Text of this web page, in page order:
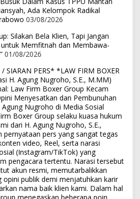
Ada Kelompok Radikal
03/08/2026
Silakan Bela Klien, Tapi Jangan
untuk Memfitnah dan Membawa-
01/08/2026
SIARAN PERS* *LAW FIRM BOXER
H. Agung Nugroho, S.E., M.MM)
Law Firm Boxer Group Kecam
Menyesatkan dan Pembunuhan
Nugroho di Media Sosial
Boxer Group selaku kuasa hukum
dari H. Agung Nugroho, S.E.,
pernyataan pers yang sangat tegas
video, Reel, serta narasi
(Instagram/TikTok) yang
pengacara tertentu. Narasi tersebut
akun resmi, memutarbalikkan
opini publik demi menjatuhkan karir
nama baik klien kami. Dalam hal